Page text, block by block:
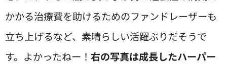
かかる治療費を助けるためのファンドレーザーも
立ち上げるなど、素晴らしい活躍ぶりだそうで
す。よかったねー！ 右の写真は成長したハーパー